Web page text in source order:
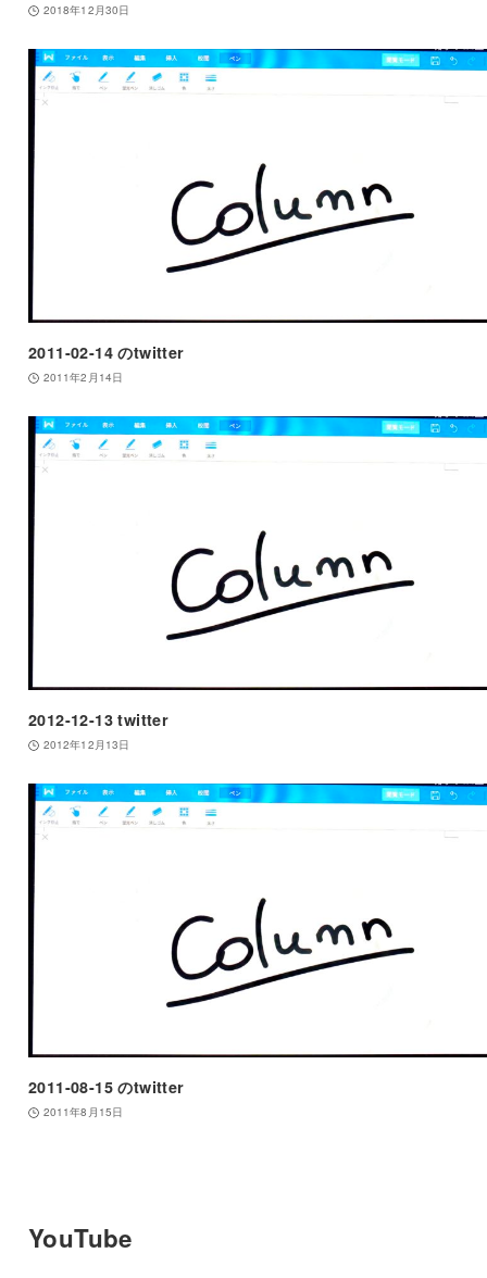
2018年12月30日
2011-02-14 のtwitter
2011年2月14日
2012-12-13 twitter
2012年12月13日
2011-08-15 のtwitter
2011年8月15日
YouTube